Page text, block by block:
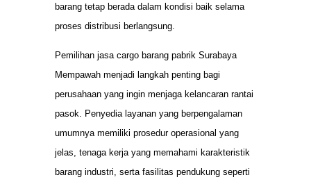
barang tetap berada dalam kondisi baik selama
proses distribusi berlangsung.
Pemilihan jasa cargo barang pabrik Surabaya
Mempawah menjadi langkah penting bagi
perusahaan yang ingin menjaga kelancaran rantai
pasok. Penyedia layanan yang berpengalaman
umumnya memiliki prosedur operasional yang
jelas, tenaga kerja yang memahami karakteristik
barang industri, serta fasilitas pendukung seperti